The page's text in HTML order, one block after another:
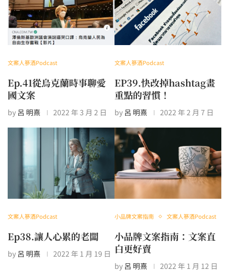
文案人篸酒Podcast
Ep.41從烏克蘭時事聊愛
國文案
by 呂 明熹 2022 年 3 月 2 日
文案人篸酒Podcast
EP39.快改掉hashtag畫
重點的習慣！
by 呂 明熹 2022 年 2 月 7 日
文案人篸酒Podcast
Ep38.讓人心累的老闆
by 呂 明熹 2022 年 1 月 19 日
小品牌文案指南 文案人篸酒Podcast
小品牌文案指南：文案直
白更好賣
by 呂 明熹 2022 年 1 月 12 日